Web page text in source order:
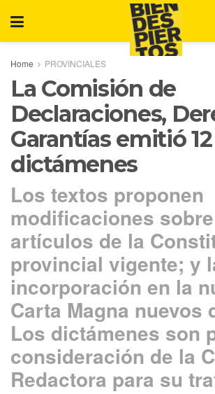
Home PROVINCIALES
La Comisión de
Declaraciones,
Garantías emitió 12
dictámenes
Los textos proponen
modificaciones
artículos de la
provincial vigente; y
incorporación en la
Carta Magna nuevos
Los dictámenes son
consideración de la
Redactora para su